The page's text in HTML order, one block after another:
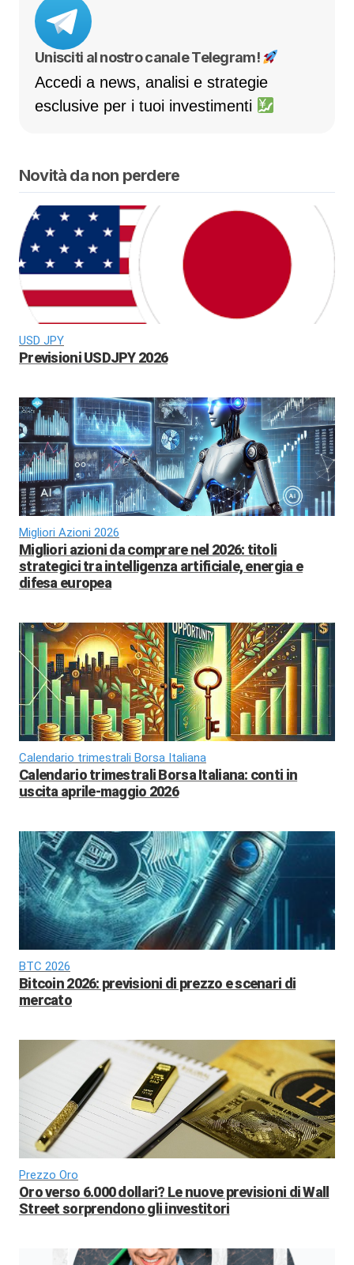
Unisciti al nostro canale Telegram!
Accedi a news, analisi e strategie
esclusive per i tuoi investimenti
Novità da non perdere
USD JPY
Previsioni USDJPY 2026
Migliori Azioni 2026
Migliori azioni da comprare nel 2026: titoli
strategici tra intelligenza artificiale, energia e
difesa europea
Calendario trimestrali Borsa Italiana
Calendario trimestrali Borsa Italiana: conti in
uscita aprile-maggio 2026
BTC 2026
Bitcoin 2026: previsioni di prezzo e scenari di
mercato
Prezzo Oro
Oro verso 6.000 dollari? Le nuove previsioni di Wall
Street sorprendono gli investitori